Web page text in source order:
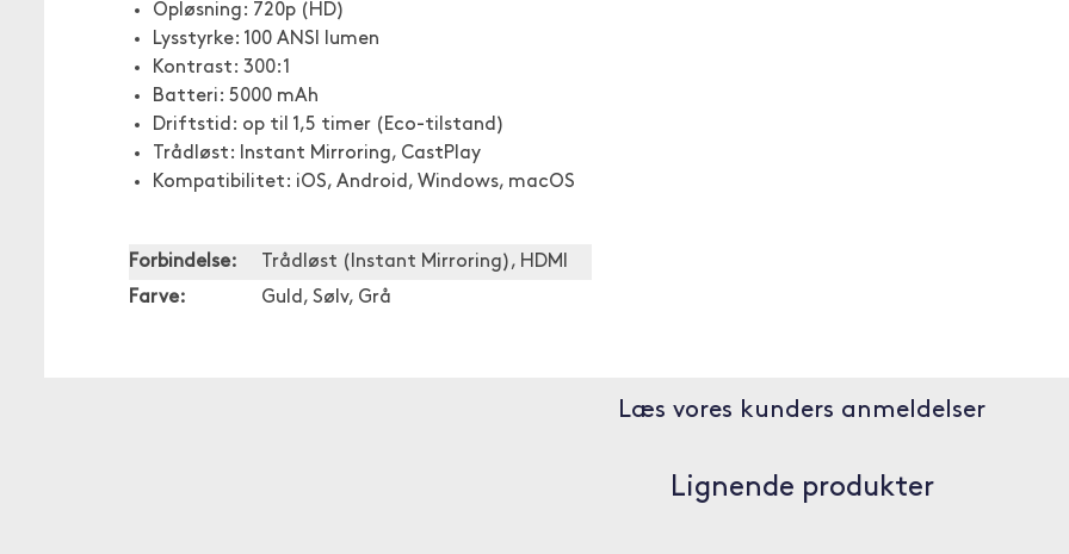
Opløsning: 720p (HD)
Lysstyrke: 100 ANSI lumen
Kontrast: 300:1
Batteri: 5000 mAh
Driftstid: op til 1,5 timer (Eco-tilstand)
Trådløst: Instant Mirroring, CastPlay
Kompatibilitet: iOS, Android, Windows, macOS
Forbindelse:
Trådløst (Instant Mirroring), HDMI
Farve:
Guld, Sølv, Grå
Læs vores kunders anmeldelser
Lignende produkter